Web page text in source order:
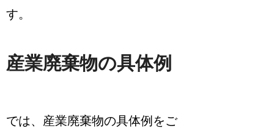
す。
産業廃棄物の具体例
では、産業廃棄物の具体例をご